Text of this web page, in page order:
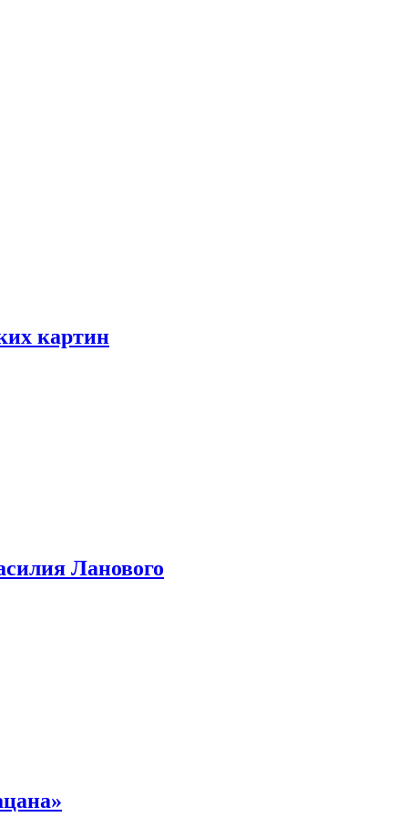
картин
Ланового